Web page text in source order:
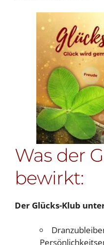
Was der
bewirkt:
Der Glücks-Klub